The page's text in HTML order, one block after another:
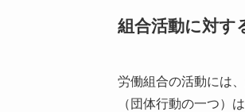
組合活動に対す
労働組合の活動には
（団体行動の一つ）